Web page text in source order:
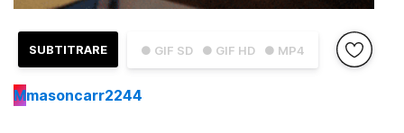
● GIF SD ● GIF HD ● MP4
SUBTITRARE
Mmasoncarr2244